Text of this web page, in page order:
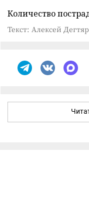
Количество
Текст: Алексей